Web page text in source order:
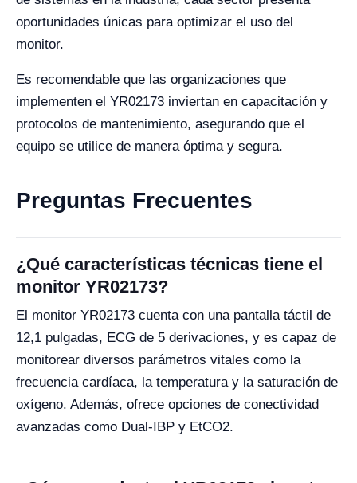
oportunidades únicas para optimizar el uso del
monitor.
Es recomendable que las organizaciones que
implementen el YR02173 inviertan en capacitación y
protocolos de mantenimiento, asegurando que el
equipo se utilice de manera óptima y segura.
Preguntas Frecuentes
¿Qué características técnicas tiene el
monitor YR02173?
El monitor YR02173 cuenta con una pantalla táctil de
12,1 pulgadas, ECG de 5 derivaciones, y es capaz de
monitorear diversos parámetros vitales como la
frecuencia cardíaca, la temperatura y la saturación de
oxígeno. Además, ofrece opciones de conectividad
avanzadas como Dual-IBP y EtCO2.